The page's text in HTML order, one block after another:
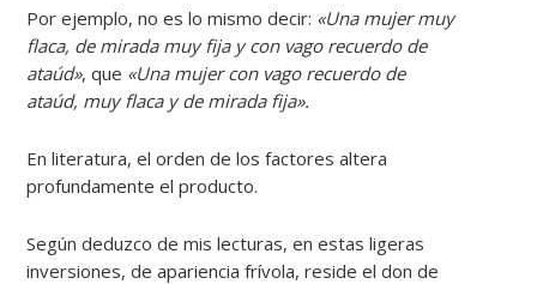
Por ejemplo, no es lo mismo decir: «Una mujer muy
flaca, de mirada muy fija y con vago recuerdo de
ataúd», que «Una mujer con vago recuerdo de
ataúd, muy flaca y de mirada fija».
En literatura, el orden de los factores altera
profundamente el producto.
Según deduzco de mis lecturas, en estas ligeras
inversiones, de apariencia frívola, reside el don de